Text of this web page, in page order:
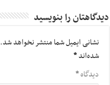
دیدگاهتان را بنویسید
نشانی ایمیل شما منتشر نخواهد شد.
شده‌اند*
دیدگاه*